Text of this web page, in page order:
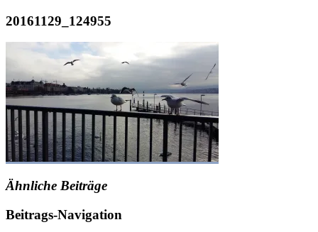
20161129_124955
Ähnliche Beiträge
Beitrags-Navigation